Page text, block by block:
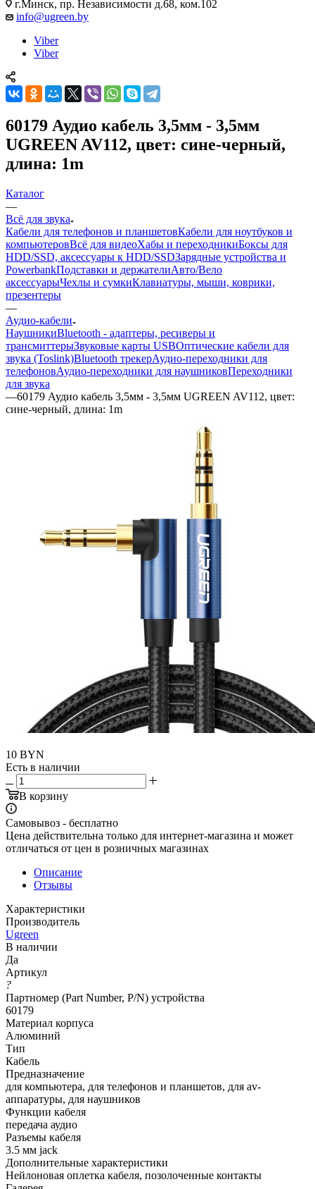
г.Минск, пр. Независимости д.68, ком.102
info@ugreen.by
Viber
Viber
60179 Аудио кабель 3,5мм - 3,5мм
UGREEN AV112, цвет: сине-черный,
длина: 1m
Каталог
—
Всё для звука
Кабели для телефонов и планшетовКабели для ноутбуков и
компьютеровВсё для видеоХабы и переходникиБоксы для
HDD/SSD, аксессуары к HDD/SSDЗарядные устройства и
PowerbankПодставки и держателиАвто/Вело
аксессуарыЧехлы и сумкиКлавиатуры, мыши, коврики,
презентеры
—
Аудио-кабели
НаушникиBluetooth - адаптеры, ресиверы и
трансмиттерыЗвуковые карты USBОптические кабели для
звука (Toslink)Bluetooth трекерАудио-переходники для
телефоновАудио-переходники для наушниковПереходники
для звука
—60179 Аудио кабель 3,5мм - 3,5мм UGREEN AV112, цвет:
сине-черный, длина: 1m
10 BYN
Есть в наличии
В корзину
Самовывоз - бесплатно
Цена действительна только для интернет-магазина и может
отличаться от цен в розничных магазинах
Описание
Отзывы
Характеристики
Производитель
Ugreen
В наличии
Да
Артикул
?
Партномер (Part Number, P/N) устройства
60179
Материал корпуса
Алюминий
Тип
Кабель
Предназначение
для компьютера, для телефонов и планшетов, для av-
аппаратуры, для наушников
Функции кабеля
передача аудио
Разъемы кабеля
3.5 мм jack
Дополнительные характеристики
Нейлоновая оплетка кабеля, позолоченные контакты